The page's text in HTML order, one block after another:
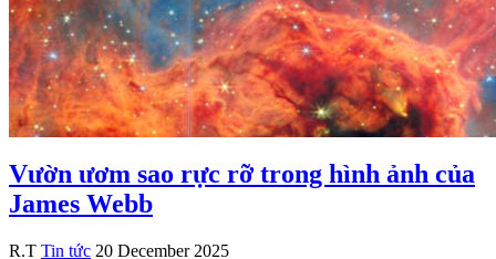
Vườn ươm sao rực rỡ trong hình ảnh của
James Webb
R.T Tin tức 20 December 2025